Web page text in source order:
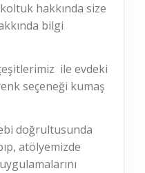
hakkında size
bilgi
ile evdeki
seçeneği kumaş
doğrultusunda
atölyemizde